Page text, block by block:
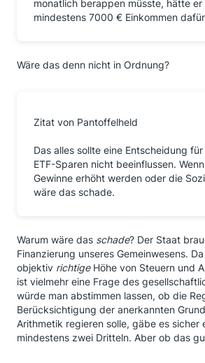
monatlich berappen müsste, hätte er
mindestens 7000 € Einkommen
Wäre das denn nicht in Ordnung?
Zitat von Pantoffelheld
Das alles sollte eine Entscheidung
ETF-Sparen nicht beeinflussen.
Gewinne erhöht werden oder die
wäre das schade.
Warum wäre das schade? Der Staat
Finanzierung unseres Gemeinwesens.
objektiv richtigeHöhe von Steuern und
ist vielmehr eine Frage des
würde man abstimmen lassen, ob die
Berücksichtigung der anerkannten
Arithmetik regieren solle, gäbe es sicher
mindestens zwei Dritteln. Aber ob das